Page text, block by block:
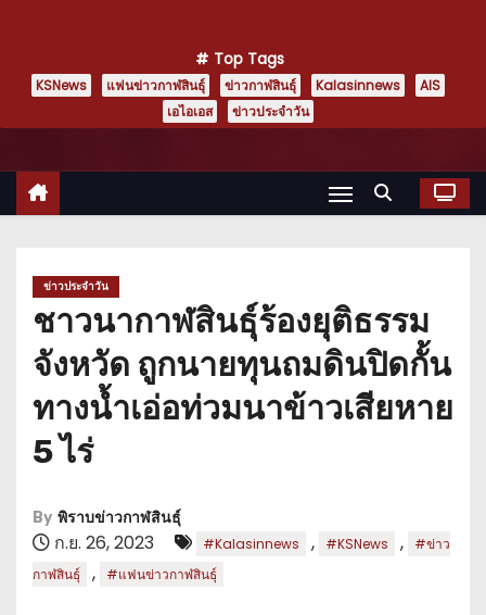
Top Tags
KSNews แฟนข่าวกาฬสินธุ์ ข่าวกาฬสินธุ์ Kalasinnews
AIS
เอไอเอส
ข่าวประจำวัน
ข่าวประจำวัน
ชาวนากาฬสินธุ์ร้องยุติธรรม
จังหวัด ถูกนายทุนถมดินปิดกั้น
ทางน้ำเอ่อท่วมนาข้าวเสียหาย
5 ไร่
By พิราบข่าวกาฬสินธุ์
ก.ย. 26, 2023 #Kalasinnews , #KSNews ,
#ข่าว
กาฬสินธุ์
, #แฟนข่าวกาฬสินธุ์